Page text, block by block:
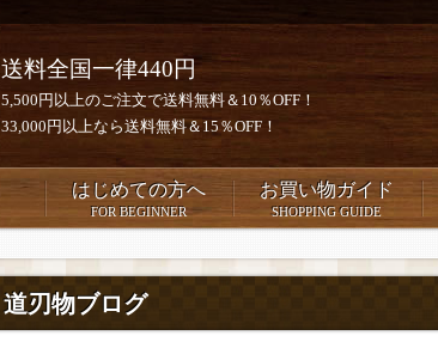
送料全国一律440円
5,500円以上のご注文で送料無料＆10％OFF！
33,000円以上なら送料無料＆15％OFF！
はじめての方へ
FOR BEGINNER
お買い物ガイド
SHOPPING GUIDE
道刃物ブログ